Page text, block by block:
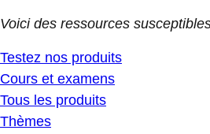
Voici des ressources
Testez nos produits
Cours et examens
Tous les produits
Thèmes